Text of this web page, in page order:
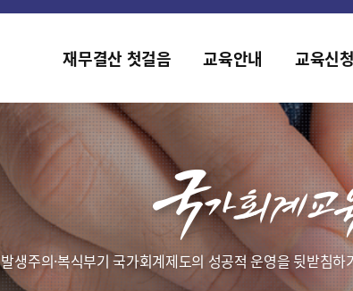
홈페이지가 새롭게 개편되었습니
재무결산 첫걸음 교육안내 교육신청
발생주의·복식부기 국가회계제도의 성공적 운영을 뒷받침